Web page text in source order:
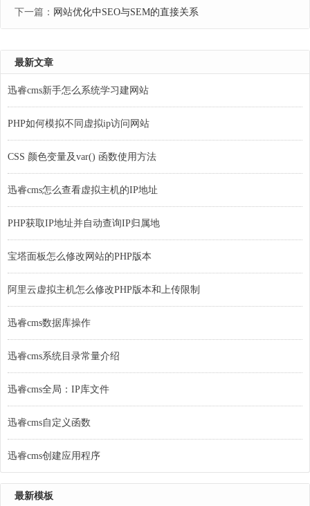
下一篇： 网站优化中SEO与SEM的直接关系
最新文章
迅睿cms新手怎么系统学习建网站
PHP如何模拟不同虚拟ip访问网站
CSS 颜色变量及var() 函数使用方法
迅睿cms怎么查看虚拟主机的IP地址
PHP获取IP地址并自动查询IP归属地
宝塔面板怎么修改网站的PHP版本
阿里云虚拟主机怎么修改PHP版本和上传限制
迅睿cms数据库操作
迅睿cms系统目录常量介绍
迅睿cms全局：IP库文件
迅睿cms自定义函数
迅睿cms创建应用程序
最新模板